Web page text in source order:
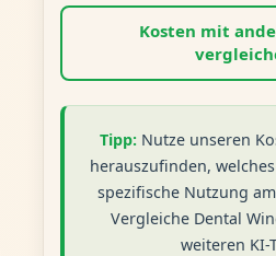
Kosten mit
Tipp: Nutze unseren
herauszufinden,
spezifische Nutzung
Vergleiche Dental
weiteren KI-